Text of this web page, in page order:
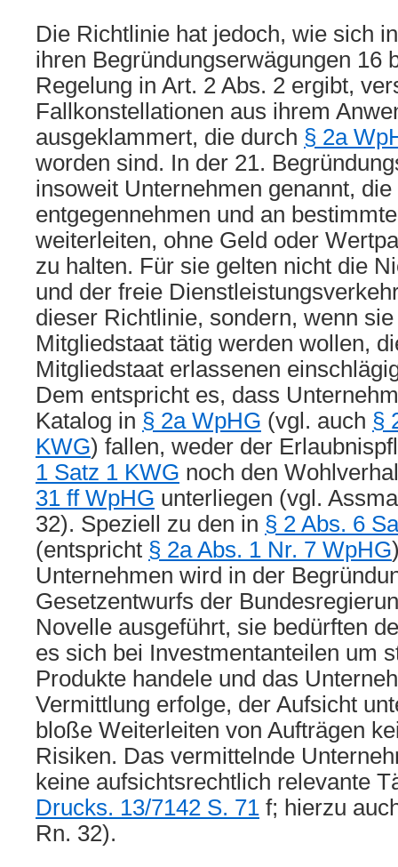
Die Richtlinie hat jedoch, wie sich
ihren Begründungserwägungen 16
Regelung in Art. 2 Abs. 2 ergibt,
Fallkonstellationen aus ihrem
ausgeklammert, die durch § 2a
worden sind. In der 21.
insoweit Unternehmen genannt,
entgegennehmen und an
weiterleiten, ohne Geld oder
zu halten. Für sie gelten nicht die
und der freie
dieser Richtlinie, sondern, wenn
Mitgliedstaat tätig werden wollen,
Mitgliedstaat erlassenen
Dem entspricht es, dass
Katalog in § 2a WpHG (vgl. auch §
KWG) fallen, weder der
1 Satz 1 KWG noch den
31 ff WpHG unterliegen (vgl.
32). Speziell zu den in § 2 Abs. 6
(entspricht § 2a Abs. 1 Nr. 7 WpHG
Unternehmen wird in der
Gesetzentwurfs der
Novelle ausgeführt, sie bedürften
es sich bei Investmentanteilen um
Produkte handele und das
Vermittlung erfolge, der Aufsicht
bloße Weiterleiten von Aufträgen
Risiken. Das vermittelnde
keine aufsichtsrechtlich relevante
Drucks. 13/7142 S. 71 f; hierzu
Rn. 32).